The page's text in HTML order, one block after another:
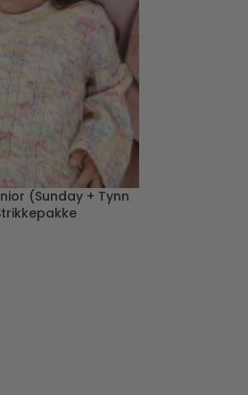
(Sunday + Tynn